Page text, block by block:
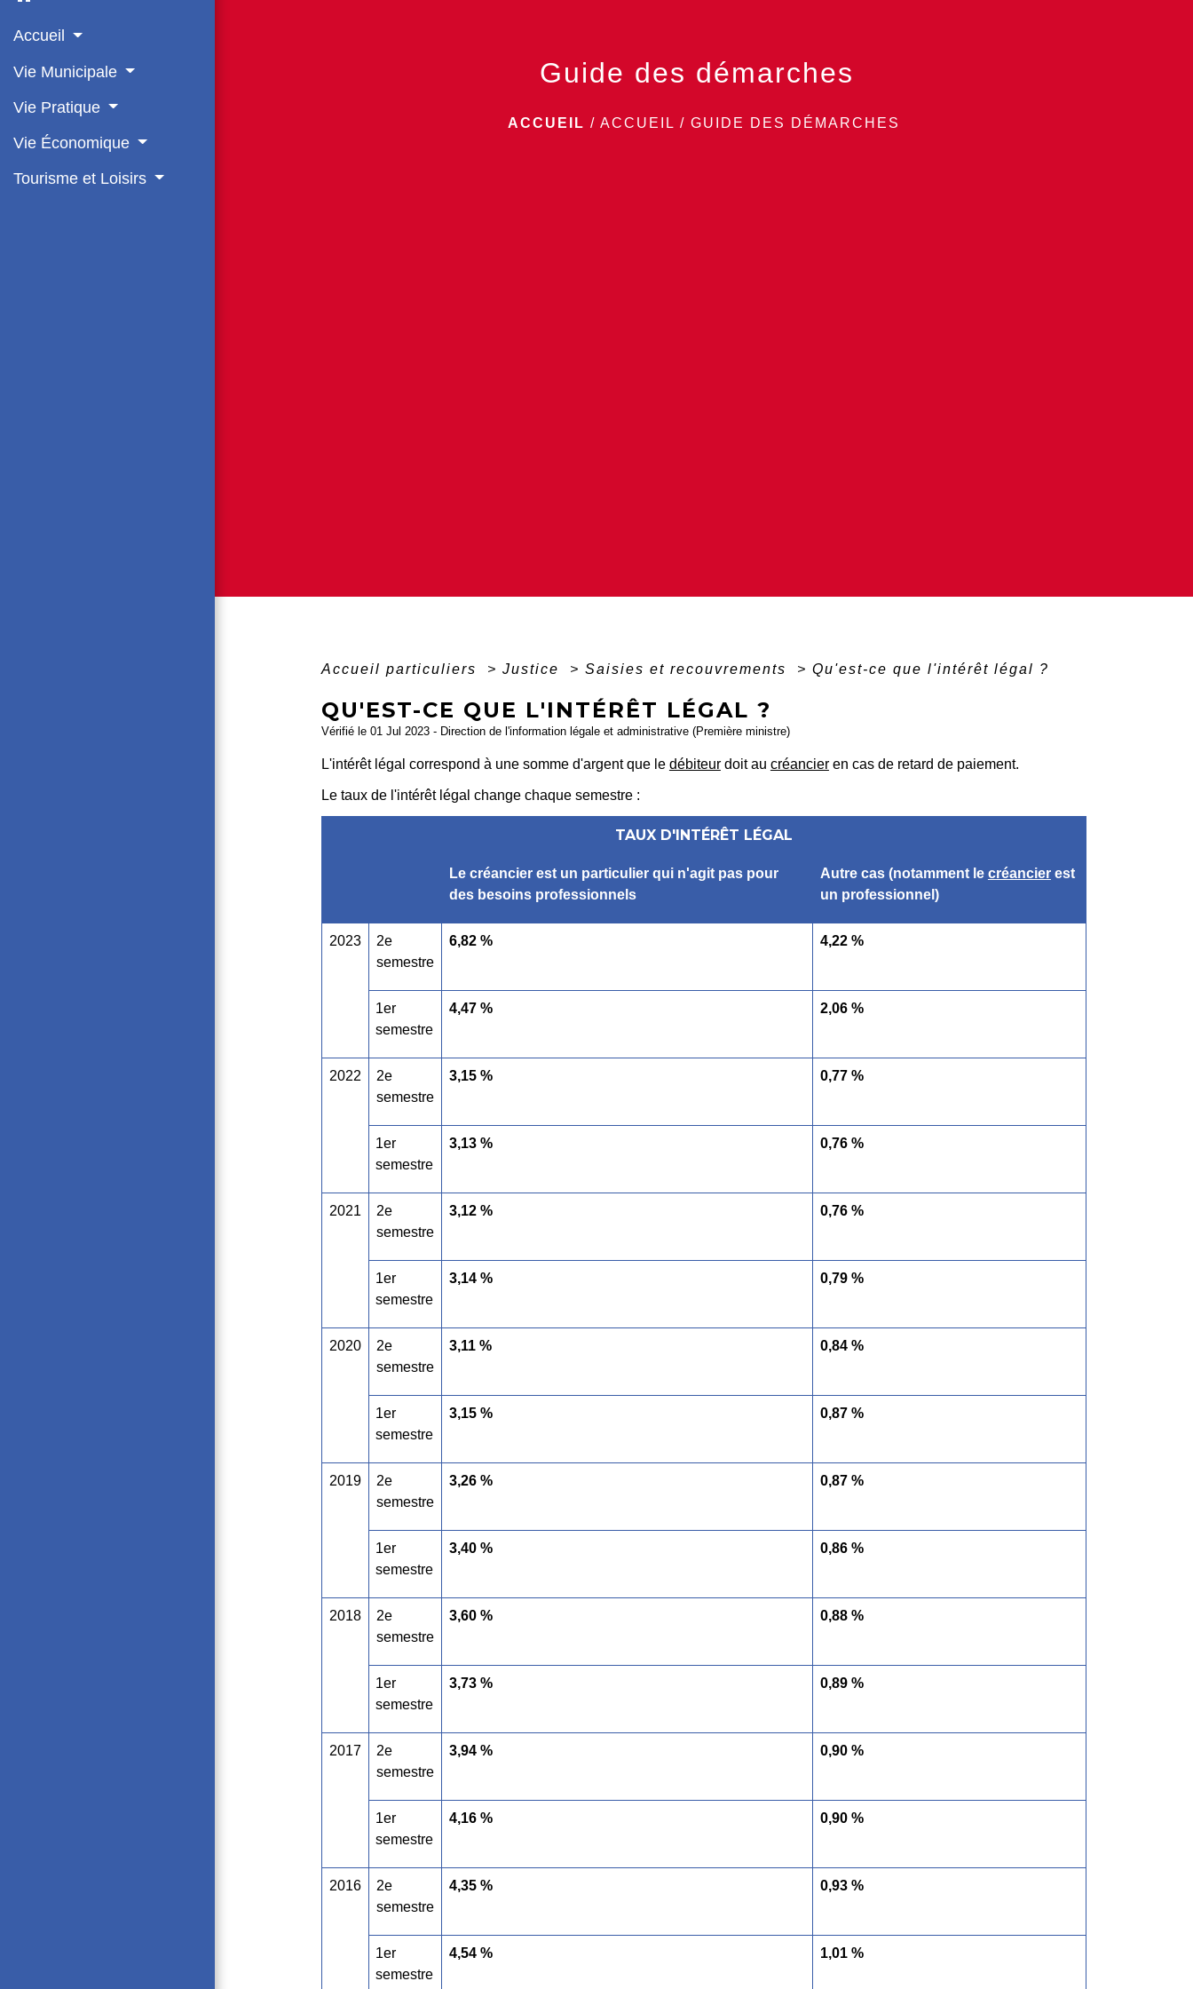
Accueil
Vie Municipale
Vie Pratique
Vie Économique
Tourisme et Loisirs
Guide des démarches
ACCUEIL / ACCUEIL / GUIDE DES DÉMARCHES
Accueil particuliers > Justice > Saisies et recouvrements > Qu'est-ce que l'intérêt légal ?
QU'EST-CE QUE L'INTÉRÊT LÉGAL ?
Vérifié le 01 Jul 2023 - Direction de l'information légale et administrative (Première ministre)
L'intérêt légal correspond à une somme d'argent que le débiteurdoit au créancieren cas de retard de paiement.
Le taux de l'intérêt légal change chaque semestre :
TAUX D'INTÉRÊT LÉGAL
Le créancier est un particulier qui n'agit pas pour
des besoins professionnels
Autre cas (notamment le créancierest
un professionnel)
2023 2e
semestre
6,82 % 4,22 %
1er
semestre
4,47 % 2,06 %
2022 2e
semestre
3,15 % 0,77 %
1er
semestre
3,13 % 0,76 %
2021 2e
semestre
3,12 % 0,76 %
1er
semestre
3,14 % 0,79 %
2020 2e
semestre
3,11 % 0,84 %
1er
semestre
3,15 % 0,87 %
2019 2e
semestre
3,26 % 0,87 %
1er
semestre
3,40 % 0,86 %
2018 2e
semestre
3,60 % 0,88 %
1er
semestre
3,73 % 0,89 %
2017 2e
semestre
3,94 % 0,90 %
1er
semestre
4,16 % 0,90 %
2016 2e
semestre
4,35 % 0,93 %
1er
semestre
4,54 % 1,01 %